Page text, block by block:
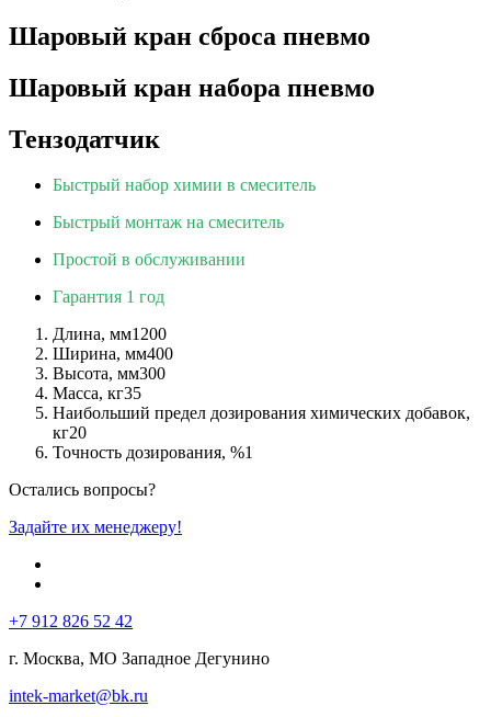
Шаровый кран сброса пневмо
Шаровый кран набора пневмо
Тензодатчик
Быстрый набор химии в смеситель
Быстрый монтаж на смеситель
Простой в обслуживании
Гарантия 1 год
Длина, мм1200
Ширина, мм400
Высота, мм300
Масса, кг35
Наибольший предел дозирования химических добавок,
кг20
Точность дозирования, %1
Остались вопросы?
Задайте их менеджеру!
+7 912 826 52 42
г. Москва, МО Западное Дегунино
intek-market@bk.ru